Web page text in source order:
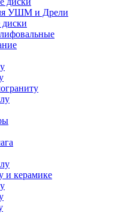
УШМ и Дрели
и керамике